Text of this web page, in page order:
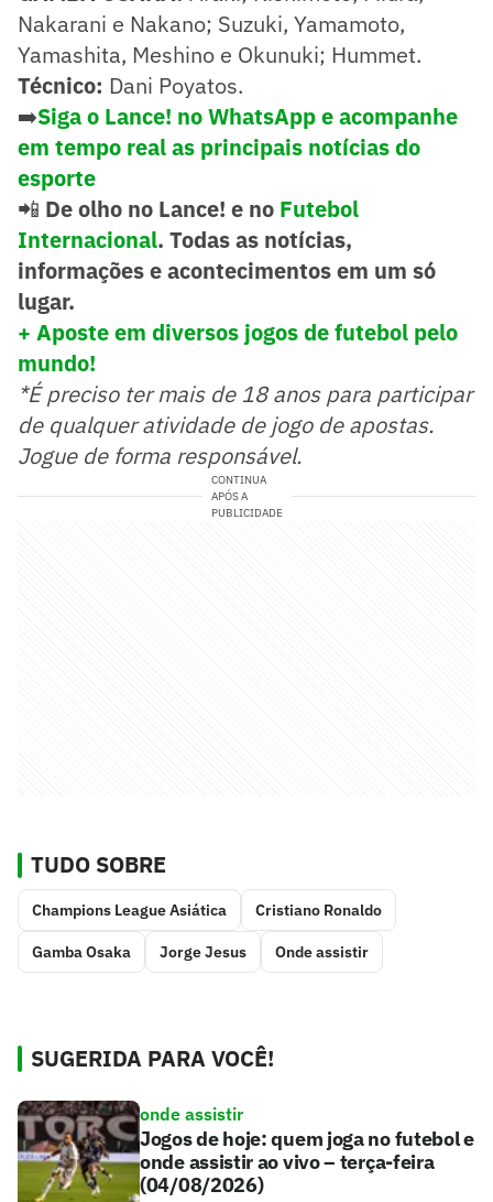
Nakarani e Nakano; Suzuki, Yamamoto,
Yamashita, Meshino e Okunuki; Hummet.
Técnico: Dani Poyatos.
➡️Siga o Lance! no WhatsApp e acompanhe
em tempo real as principais notícias do
esporte
📲 De olho no Lance! e no Futebol
Internacional. Todas as notícias,
informações e acontecimentos em um só
lugar.
+ Aposte em diversos jogos de futebol pelo
mundo!
*É preciso ter mais de 18 anos para participar
de qualquer atividade de jogo de apostas.
Jogue de forma responsável.
CONTINUA
APÓS A
PUBLICIDADE
TUDO SOBRE
Champions League Asiática Cristiano Ronaldo
Gamba Osaka Jorge Jesus Onde assistir
SUGERIDA PARA VOCÊ!
onde assistir
Jogos de hoje: quem joga no futebol e
onde assistir ao vivo – terça-feira
(04/08/2026)